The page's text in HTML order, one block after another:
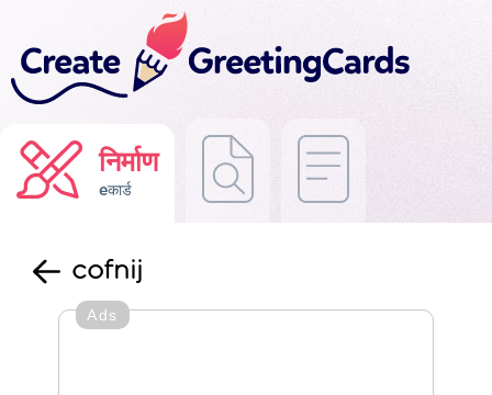
निर्माण
eकार्ड
cofnij
Ads